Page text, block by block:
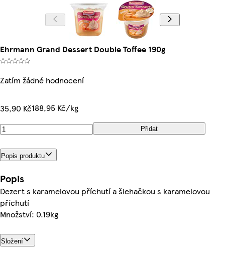
Ehrmann Grand Dessert Double Toffee 190g
Zatím žádné hodnocení
35,90 Kč188,95 Kč/kg
Přidat
Popis produktu
Popis
Dezert s karamelovou příchutí a šlehačkou s karamelovou
příchutí
Množství: 0.19kg
Složení